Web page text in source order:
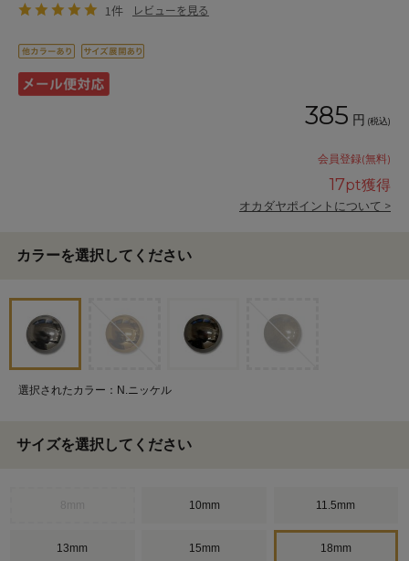
1件 レビューを見る
385 円 (税込)
会員登録(無料)
17pt獲得
オカダヤポイントについて >
カラーを選択してください
選択されたカラー：N.ニッケル
サイズを選択してください
10mm 11.5mm
13mm 15mm 18mm